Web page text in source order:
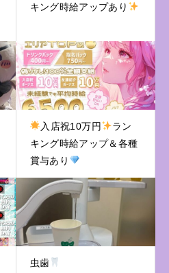
キング時給アップあり
入店祝10万円
ラン
キング時給アップ＆各種
賞与あり
虫歯